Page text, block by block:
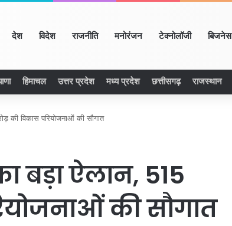
देश विदेश राजनीति मनोरंजन टेक्नोलॉजी बिजनेस
हिमाचल उत्तर प्रदेश मध्य प्रदेश छत्तीसगढ़ राजस्थान
की विकास परियोजनाओं की सौगात
बड़ा ऐलान, 515
की सौगात